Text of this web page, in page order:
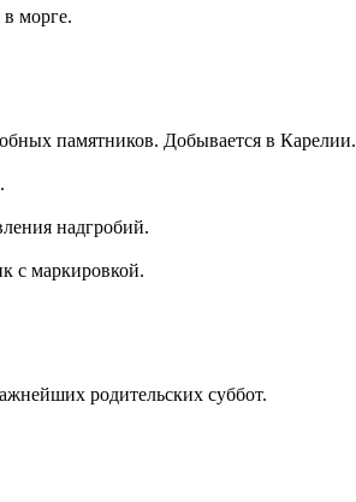
морге.
памятников. Добывается в Карелии.
надгробий.
с маркировкой.
родительских суббот.